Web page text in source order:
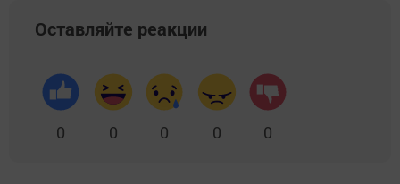
Оставляйте реакции
0 0 0 0 0